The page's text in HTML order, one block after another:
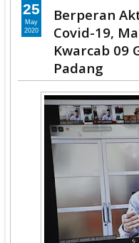
Berperan
Covid-19,
Kwarcab 09
Padang
25
May
2020